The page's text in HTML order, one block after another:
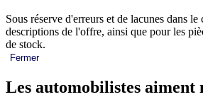
Sous réserve d'erreurs et de lacunes dans
descriptions de l'offre, ainsi que pour les
de stock.
Fermer
Les automobilistes aiment